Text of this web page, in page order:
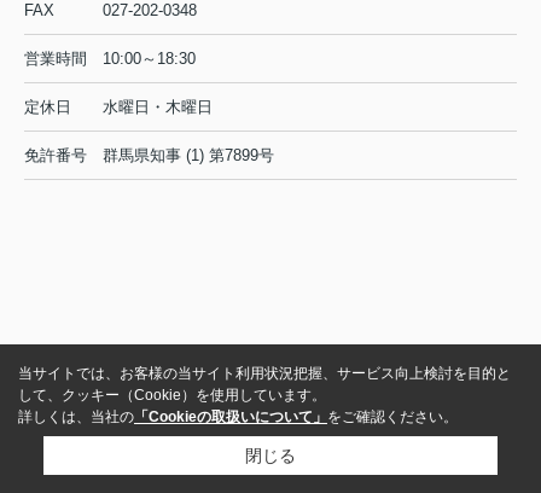
FAX 027-202-0348
営業時間 10:00～18:30
定休日 水曜日・木曜日
免許番号 群馬県知事 (1) 第7899号
当サイトでは、お客様の当サイト利用状況把握、サービス向上検討を目的と
して、クッキー（Cookie）を使用しています。
詳しくは、当社の 「Cookieの取扱いについて」 をご確認ください。
閉じる